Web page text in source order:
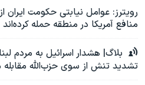
منافع آمریکا در منطقه حمله کرده‌اند
بلاگ| هشدار اسرائیل به مردم
تشدید تنش از سوی حزب‌الله